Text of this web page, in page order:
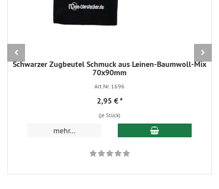
Schwarzer Zugbeutel Schmuck aus Leinen-Baumwoll-Mix
70x90mm
Art.Nr. 1696
2,95 €*
(je Stück)
mehr... In den Warenkorb